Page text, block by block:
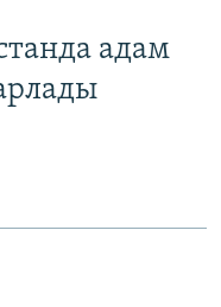
адам